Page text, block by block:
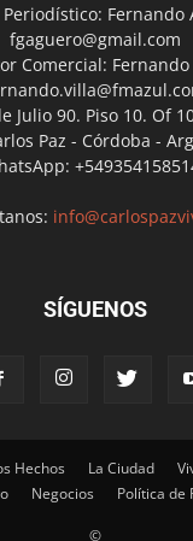
Fernando
fgaguero@gmail.com
Comercial: Fernando
Julio 90. Piso 10. Of
Paz - Córdoba -
SÍGUENOS
Hechos La Ciudad
Negocios Política de
©